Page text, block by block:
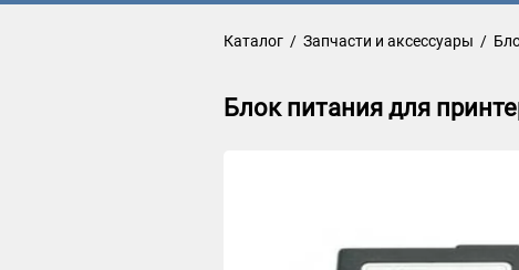
Каталог / Запчасти и аксессуары /
Блок питания для